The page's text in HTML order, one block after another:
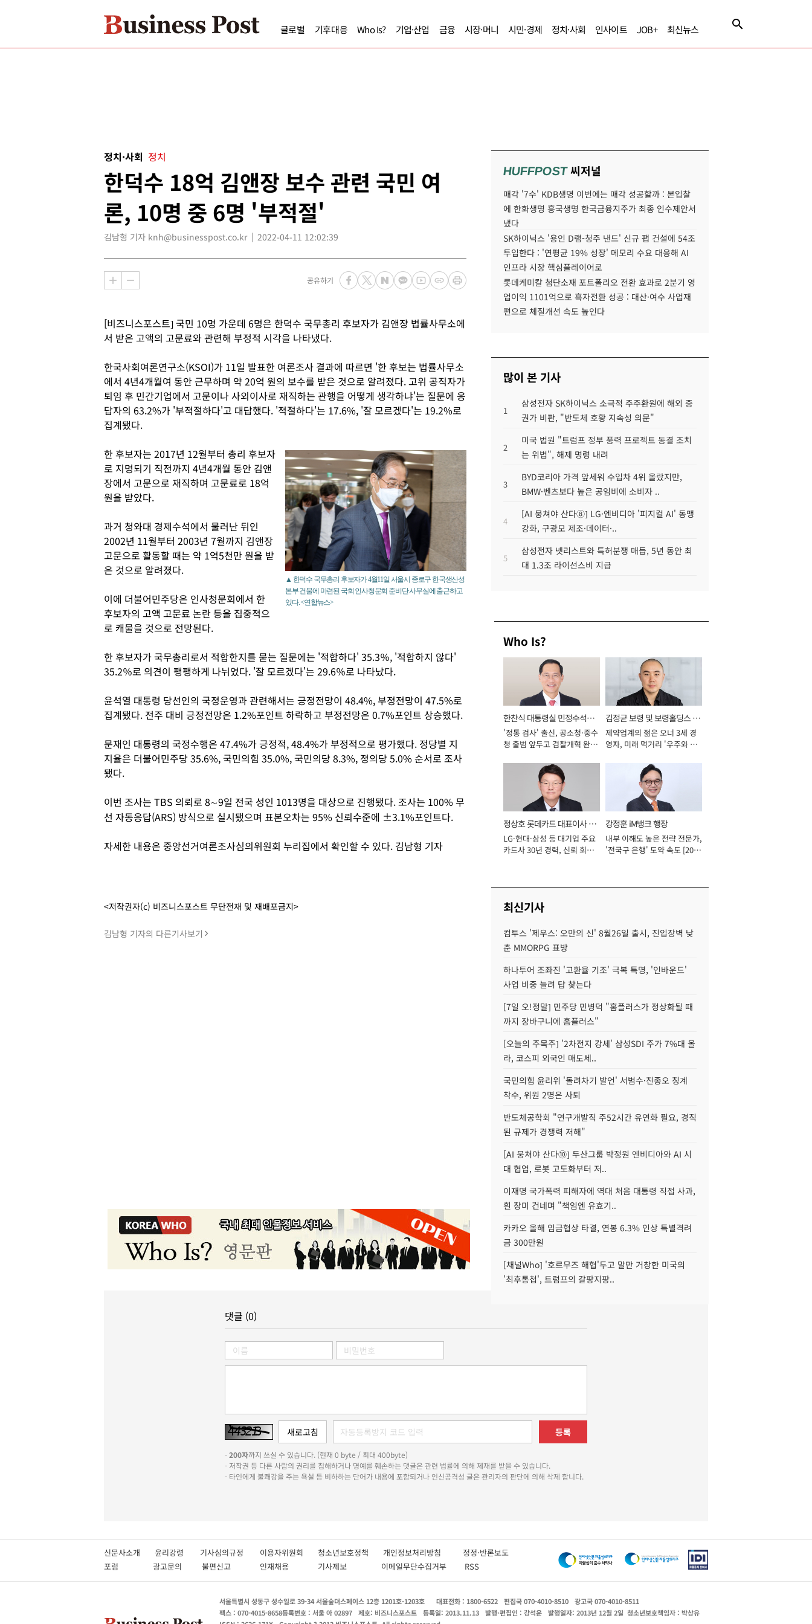
글로벌 기후대응 Who Is? 기업·산업 금융 시장·머니 시민·경제 정치·사회 인사이트 JOB+ 최신뉴스
정치·사회 정치
한덕수 18억 김앤장 보수 관련 국민 여
론, 10명 중 6명 '부적절'
김남형 기자 knh@businesspost.co.kr 2022-04-11 12:02:39
공유하기
[비즈니스포스트] 국민 10명 가운데 6명은 한덕수 국무총리 후보자가 김앤장 법률사무소에
서 받은 고액의 고문료와 관련해 부정적 시각을 나타냈다.
한국사회여론연구소(KSOI)가 11일 발표한 여론조사 결과에 따르면 '한 후보는 법률사무소
에서 4년4개월여 동안 근무하며 약 20억 원의 보수를 받은 것으로 알려졌다. 고위 공직자가
퇴임 후 민간기업에서 고문이나 사외이사로 재직하는 관행을 어떻게 생각하냐'는 질문에 응
답자의 63.2%가 '부적절하다'고 대답했다. '적절하다'는 17.6%, '잘 모르겠다'는 19.2%로
집계됐다.
▲ 한덕수 국무총리 후보자가 4월11일 서울시 종로구 한국생산성
본부 건물에 마련된 국회 인사청문회 준비단 사무실에 출근하고
있다. <연합뉴스>
한 후보자는 2017년 12월부터 총리 후보자
로 지명되기 직전까지 4년4개월 동안 김앤
장에서 고문으로 재직하며 고문료로 18억
원을 받았다.
과거 청와대 경제수석에서 물러난 뒤인
2002년 11월부터 2003년 7월까지 김앤장
고문으로 활동할 때는 약 1억5천만 원을 받
은 것으로 알려졌다.
이에 더불어민주당은 인사청문회에서 한
후보자의 고액 고문료 논란 등을 집중적으
로 캐물을 것으로 전망된다.
한 후보자가 국무총리로서 적합한지를 묻는 질문에는 '적합하다' 35.3％, '적합하지 않다'
35.2％로 의견이 팽팽하게 나뉘었다. '잘 모르겠다'는 29.6％로 나타났다.
윤석열 대통령 당선인의 국정운영과 관련해서는 긍정전망이 48.4%, 부정전망이 47.5%로
집계됐다. 전주 대비 긍정전망은 1.2%포인트 하락하고 부정전망은 0.7%포인트 상승했다.
문재인 대통령의 국정수행은 47.4%가 긍정적, 48.4%가 부정적으로 평가했다. 정당별 지
지율은 더불어민주당 35.6%, 국민의힘 35.0%, 국민의당 8.3%, 정의당 5.0% 순서로 조사
됐다.
이번 조사는 TBS 의뢰로 8∼9일 전국 성인 1013명을 대상으로 진행됐다. 조사는 100% 무
선 자동응답(ARS) 방식으로 실시됐으며 표본오차는 95% 신뢰수준에 ±3.1%포인트다.
자세한 내용은 중앙선거여론조사심의위원회 누리집에서 확인할 수 있다. 김남형 기자
<저작권자(c) 비즈니스포스트 무단전재 및 재배포금지>
김남형 기자의 다른기사보기
HUFFPOST씨저널
매각 '7수' KDB생명 이번에는 매각 성공할까 : 본입찰
에 한화생명 흥국생명 한국금융지주가 최종 인수제안서
냈다
SK하이닉스 '용인 D램-청주 낸드' 신규 팹 건설에 54조
투입한다 : '연평균 19% 성장' 메모리 수요 대응해 AI
인프라 시장 핵심플레이어로
롯데케미칼 첨단소재 포트폴리오 전환 효과로 2분기 영
업이익 1101억으로 흑자전환 성공 : 대산·여수 사업재
편으로 체질개선 속도 높인다
많이 본 기사
1
삼성전자 SK하이닉스 소극적 주주환원에 해외 증
권가 비판, "반도체 호황 지속성 의문"
2
미국 법원 "트럼프 정부 풍력 프로젝트 동결 조치
는 위법", 해제 명령 내려
3
BYD코리아 가격 앞세워 수입차 4위 올랐지만,
BMW·벤츠보다 높은 공임비에 소비자 ..
4
[AI 뭉쳐야 산다⑧] LG·엔비디아 '피지컬 AI' 동맹
강화, 구광모 제조·데이터·..
5
삼성전자 넷리스트와 특허분쟁 매듭, 5년 동안 최
대 1.3조 라이선스비 지급
Who Is?
한찬식 대통령실 민정수석비
서관
'정통 검사' 출신, 공소청·중수
청 출범 앞두고 검찰개혁 완수
김정균 보령 및 보령홀딩스 대
표이사 사장
제약업계의 젊은 오너 3세 경
영자, 미래 먹거리 '우주와 헬
정상호 롯데카드 대표이사 사
장
LG·현대·삼성 등 대기업 주요
카드사 30년 경력, 신뢰 회복
강정훈 iM뱅크 행장
내부 이해도 높은 전략 전문가,
'전국구 은행' 도약 속도 [2026
최신기사
컴투스 '제우스: 오만의 신' 8월26일 출시, 진입장벽 낮
춘 MMORPG 표방
하나투어 조좌진 '고환율 기조' 극복 특명, '인바운드'
사업 비중 늘려 답 찾는다
[7일 오!정말] 민주당 민병덕 "홈플러스가 정상화될 때
까지 장바구니에 홈플러스"
[오늘의 주목주] '2차전지 강세' 삼성SDI 주가 7%대 올
라, 코스피 외국인 매도세..
국민의힘 윤리위 '돌려차기 발언' 서범수·진종오 징계
착수, 위원 2명은 사퇴
반도체공학회 "연구개발직 주52시간 유연화 필요, 경직
된 규제가 경쟁력 저해"
[AI 뭉쳐야 산다⑩] 두산그룹 박정원 엔비디아와 AI 시
대 협업, 로봇 고도화부터 저..
이재명 국가폭력 피해자에 역대 처음 대통령 직접 사과,
흰 장미 건네며 "책임엔 유효기..
카카오 올해 임금협상 타결, 연봉 6.3% 인상 특별격려
금 300만원
[채널Who] '호르무즈 해협'두고 말만 거창한 미국의
'최후통첩', 트럼프의 갈팡지팡..
댓글 (0)
등록
-200자까지 쓰실 수 있습니다. (현재 0 byte / 최대 400byte)
- 저작권 등 다른 사람의 권리를 침해하거나 명예를 훼손하는 댓글은 관련 법률에 의해 제재를 받을 수 있습니다.
- 타인에게 불쾌감을 주는 욕설 등 비하하는 단어가 내용에 포함되거나 인신공격성 글은 관리자의 판단에 의해 삭제 합니다.
신문사소개 윤리강령 기사심의규정 이용자위원회 청소년보호정책 개인정보처리방침 정정·반론보도
포럼
광고문의 불편신고 인재채용 기사제보 이메일무단수집거부 RSS
서울특별시 성동구 성수일로 39-34 서울숲더스페이스 12층 1201호-1203호 대표전화 : 1800-6522 편집국 070-4010-8510
광고국 070-4010-8511
팩스 : 070-4015-8658등록번호 : 서울 아 02897 제호: 비즈니스포스트 등록일: 2013.11.13 발행·편집인 : 강석운 발행일자: 2013년 12월 2일 청소년보호책임자 : 박상유